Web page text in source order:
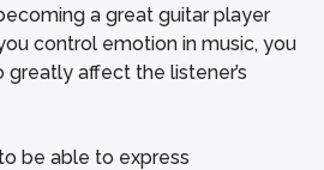
a great guitar player
control emotion in music, you
affect the listener’s
be able to express